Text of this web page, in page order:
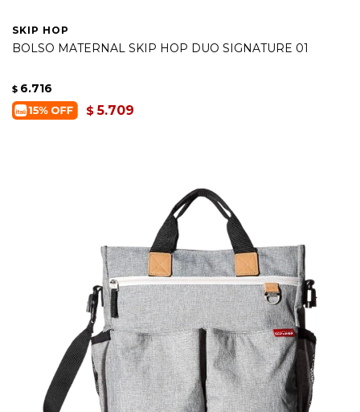
SKIP HOP
BOLSO MATERNAL SKIP HOP DUO SIGNATURE 01
$ 6.716
$ 5.709